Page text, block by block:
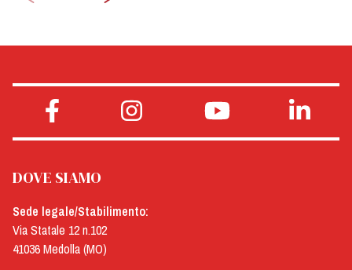
DOVE SIAMO
Sede legale/Stabilimento:
Via Statale 12 n.102
41036 Medolla (MO)